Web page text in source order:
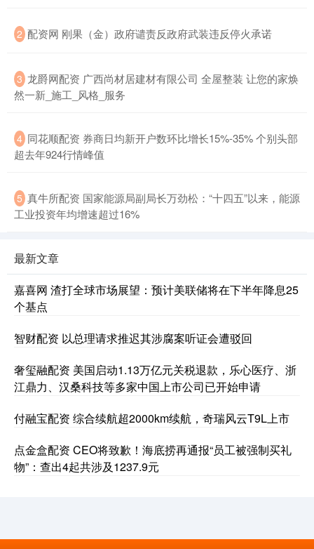
2 配资网 刚果（金）政府谴责反政府武装违反停火承诺
3 龙爵网配资 广西尚材居建材有限公司 全屋整装 让您的家焕
然一新_施工_风格_服务
4 同花顺配资 券商日均新开户数环比增长15%-35% 个别头部
超去年924行情峰值
5 真牛所配资 国家能源局副局长万劲松：“十四五”以来，能源
工业投资年均增速超过16%
最新文章
嘉喜网 渣打全球市场展望：预计美联储将在下半年降息25
个基点
智财配资 以总理请求推迟其涉腐案听证会遭驳回
奢玺融配资 美国启动1.13万亿元关税退款，乐心医疗、浙
江鼎力、汉桑科技等多家中国上市公司已开始申请
付融宝配资 综合续航超2000km续航，奇瑞风云T9L上市
点金盒配资 CEO将致歉！海底捞再通报“员工被强制买礼
物”：查出4起共涉及1237.9元